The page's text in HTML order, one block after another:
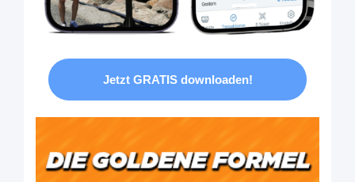
Jetzt GRATIS downloaden!